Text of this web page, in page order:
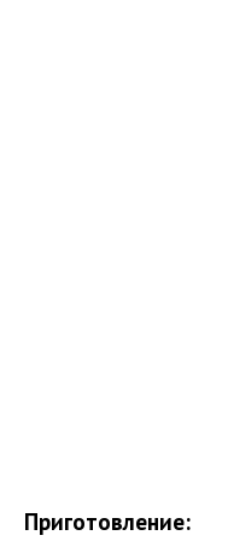
Приготовление: